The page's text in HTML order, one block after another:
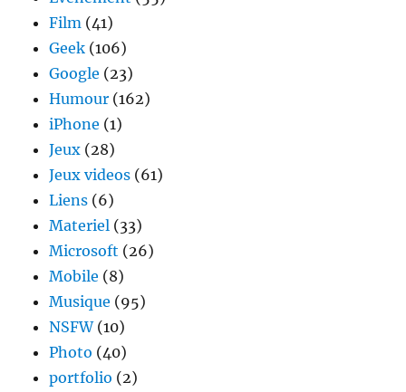
Film (41)
Geek (106)
Google (23)
Humour (162)
iPhone (1)
Jeux (28)
Jeux videos (61)
Liens (6)
Materiel (33)
Microsoft (26)
Mobile (8)
Musique (95)
NSFW(10)
Photo (40)
portfolio (2)